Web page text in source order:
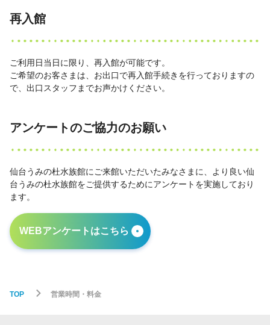
再入館
ご利用日当日に限り、再入館が可能です。
ご希望のお客さまは、お出口で再入館手続きを行っておりますの
で、出口スタッフまでお声かけください。
アンケートのご協力のお願い
仙台うみの杜水族館にご来館いただいたみなさまに、より良い仙
台うみの杜水族館をご提供するためにアンケートを実施しており
ます。
WEBアンケートはこちら
TOP 営業時間・料金